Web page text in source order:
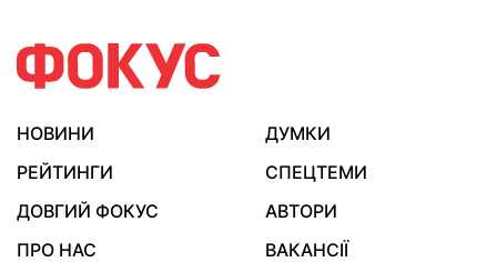
НОВИНИ
ДУМКИ
РЕЙТИНГИ
СПЕЦТЕМИ
ДОВГИЙ ФОКУС
АВТОРИ
ПРО НАС
ВАКАНСІЇ